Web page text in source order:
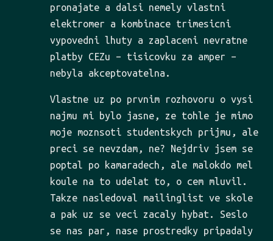
pronajate a dalsi nemely vlastni
elektromer a kombinace trimesicni
vypovedni lhuty a zaplaceni nevratne
platby CEZu – tisicovku za amper –
nebyla akceptovatelna.
Vlastne uz po prvnim rozhovoru o vysi
najmu mi bylo jasne, ze tohle je mimo
moje moznsoti studentskych prijmu, ale
preci se nevzdam, ne? Nejdriv jsem se
poptal po kamaradech, ale malokdo mel
koule na to udelat to, o cem mluvil.
Takze nasledoval mailinglist ve skole
a pak uz se veci zacaly hybat. Seslo
se nas par, nase prostredky pripadaly